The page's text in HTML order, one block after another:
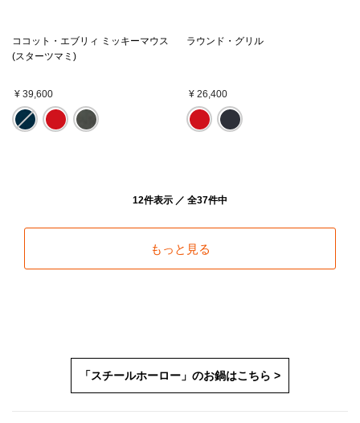
ココット・エブリィ ミッキーマウス
(スターツマミ)
¥ 39,600
ラウンド・グリル
¥ 26,400
12件表示 ／ 全37件中
もっと見る
「スチールホーロー」のお鍋はこちら >